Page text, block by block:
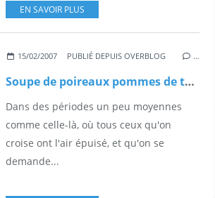
EN SAVOIR PLUS
15/02/2007 PUBLIÉ DEPUIS OVERBLOG …
Soupe de poireaux pommes de terre
Dans des périodes un peu moyennes
comme celle-là, où tous ceux qu'on
croise ont l'air épuisé, et qu'on se
demande...